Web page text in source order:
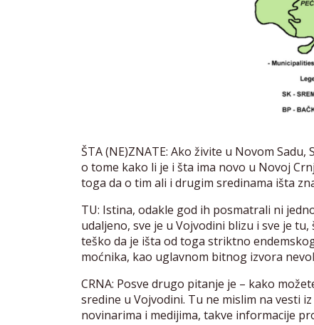
ŠTA (NE)ZNATE: Ako živite u Novom
o tome kako li je i šta ima novo u Novoj
toga da o tim ali i drugim sredinama išta
TU: Istina, odakle god ih posmatrali ni
udaljeno, sve je u Vojvodini blizu i sve je
teško da je išta od toga striktno
moćnika, kao uglavnom bitnog izvora
CRNA: Posve drugo pitanje je – kako
sredine u Vojvodini. Tu ne mislim na vesti
novinarima i medijima, takve informacije